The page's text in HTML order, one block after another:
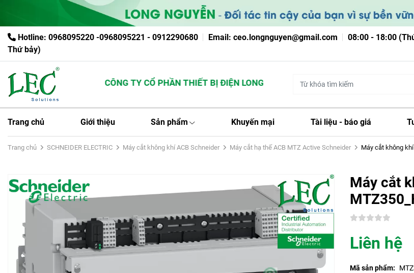
Hotline: 0968095220 -0968095221 - 0912290680 Email: ceo.longnguyen@gmail.com
08:00 - 18:00
Thứ bảy)
CÔNG TY CỔ PHẦN THIẾT BỊ ĐIỆN LONG NGUYỄN
Trang chủ Giới thiệu Sản phẩm Khuyến mại Tài liệu - báo giá
Trang chủ SCHNEIDER ELECTRIC Máy cắt không khí ACB Schneider Máy cắt hạ thế ACB MTZ Active Schneider Máy cắt không
Máy cắt
Liên hệ
Mã sản phẩm: